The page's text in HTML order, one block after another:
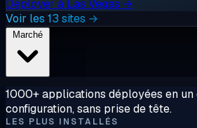
Déployer à Las Vegas →
Voir les 13 sites →
1000+ applications déployées en un
configuration, sans prise de tête.
LES PLUS INSTALLÉS